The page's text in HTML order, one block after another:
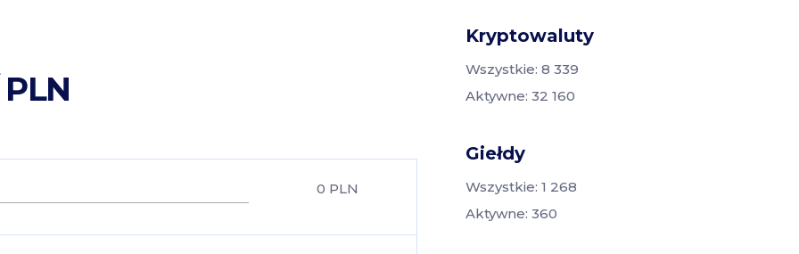
0 PLN
Kryptowaluty
Wszystkie: 8 339
Aktywne: 32 160
Giełdy
Wszystkie: 1 268
Aktywne: 360